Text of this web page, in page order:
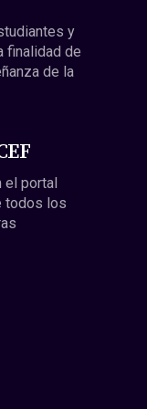
y
finalidad de
de la
el portal
todos los